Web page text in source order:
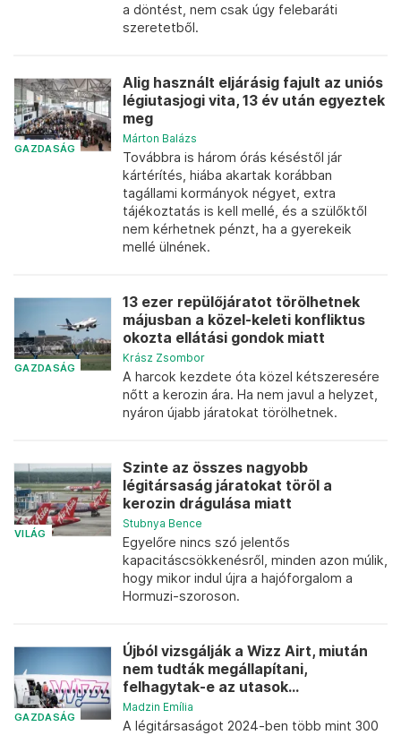
a döntést, nem csak úgy felebaráti
szeretetből.
GAZDASÁG
Alig használt eljárásig fajult az uniós
légiutasjogi vita, 13 év után egyeztek
meg
Márton Balázs
Továbbra is három órás késéstől jár
kártérítés, hiába akartak korábban
tagállami kormányok négyet, extra
tájékoztatás is kell mellé, és a szülőktől
nem kérhetnek pénzt, ha a gyerekeik
mellé ülnének.
GAZDASÁG
13 ezer repülőjáratot törölhetnek
májusban a közel-keleti konfliktus
okozta ellátási gondok miatt
Krász Zsombor
A harcok kezdete óta közel kétszeresére
nőtt a kerozin ára. Ha nem javul a helyzet,
nyáron újabb járatokat törölhetnek.
VILÁG
Szinte az összes nagyobb
légitársaság járatokat töröl a
kerozin drágulása miatt
Stubnya Bence
Egyelőre nincs szó jelentős
kapacitáscsökkenésről, minden azon múlik,
hogy mikor indul újra a hajóforgalom a
Hormuzi-szoroson.
GAZDASÁG
Újból vizsgálják a Wizz Airt, miután
nem tudták megállapítani,
felhagytak-e az utasok...
Madzin Emília
A légitársaságot 2024-ben több mint 300